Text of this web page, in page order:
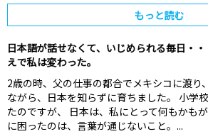
もっと読む
日本語が話せなくて、いじめられる毎日・
えで私は変わった。
2歳の時、父の仕事の都合でメキシコに渡り
ながら、日本を知らずに育ちました。 小学
たのですが、 日本は、私にとって何もかも
に困ったのは、言葉が通じないこと。...